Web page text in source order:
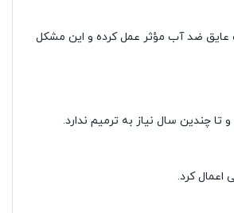
ضد آب مؤثر عمل کرده و این مشکل
چندین سال نیاز به ترمیم ندارد.
کرد.